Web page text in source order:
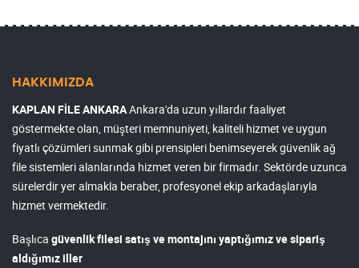
HAKKIMIZDA
KAPLAN FİLE ANKARAAnkara'da uzun yıllardır faaliyet
göstermekte olan, müşteri memnuniyeti, kaliteli hizmet ve uygun
fiyatlı çözümleri sunmak gibi prensipleri benimseyerek güvenlik ağ
file sistemleri alanlarında hizmet veren bir firmadır. Sektörde uzunca
sürelerdir yer almakla beraber, profesyonel ekip arkadaşlarıyla
hizmet vermektedir.
Başlıca güvenlik filesi satış ve montajını yaptığımız ve sipariş
aldığımız iller